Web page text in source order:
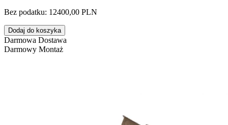
Bez podatku: 12400,00 PLN
Dodaj do koszyka
Darmowa Dostawa
Darmowy Montaż